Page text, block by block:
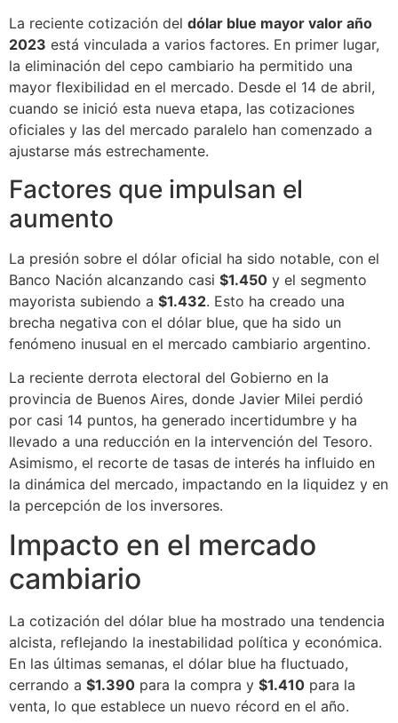
La reciente cotización del dólar blue mayor valor año
2023 está vinculada a varios factores. En primer lugar,
la eliminación del cepo cambiario ha permitido una
mayor flexibilidad en el mercado. Desde el 14 de abril,
cuando se inició esta nueva etapa, las cotizaciones
oficiales y las del mercado paralelo han comenzado a
ajustarse más estrechamente.
Factores que impulsan el
aumento
La presión sobre el dólar oficial ha sido notable, con el
Banco Nación alcanzando casi $1.450 y el segmento
mayorista subiendo a $1.432. Esto ha creado una
brecha negativa con el dólar blue, que ha sido un
fenómeno inusual en el mercado cambiario argentino.
La reciente derrota electoral del Gobierno en la
provincia de Buenos Aires, donde Javier Milei perdió
por casi 14 puntos, ha generado incertidumbre y ha
llevado a una reducción en la intervención del Tesoro.
Asimismo, el recorte de tasas de interés ha influido en
la dinámica del mercado, impactando en la liquidez y en
la percepción de los inversores.
Impacto en el mercado
cambiario
La cotización del dólar blue ha mostrado una tendencia
alcista, reflejando la inestabilidad política y económica.
En las últimas semanas, el dólar blue ha fluctuado,
cerrando a $1.390 para la compra y $1.410 para la
venta, lo que establece un nuevo récord en el año.